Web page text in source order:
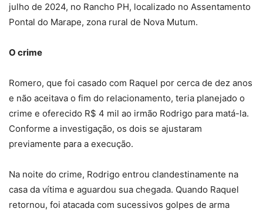
julho de 2024, no Rancho PH, localizado no Assentamento
Pontal do Marape, zona rural de Nova Mutum.
O crime
Romero, que foi casado com Raquel por cerca de dez anos
e não aceitava o fim do relacionamento, teria planejado o
crime e oferecido R$ 4 mil ao irmão Rodrigo para matá-la.
Conforme a investigação, os dois se ajustaram
previamente para a execução.
Na noite do crime, Rodrigo entrou clandestinamente na
casa da vítima e aguardou sua chegada. Quando Raquel
retornou, foi atacada com sucessivos golpes de arma